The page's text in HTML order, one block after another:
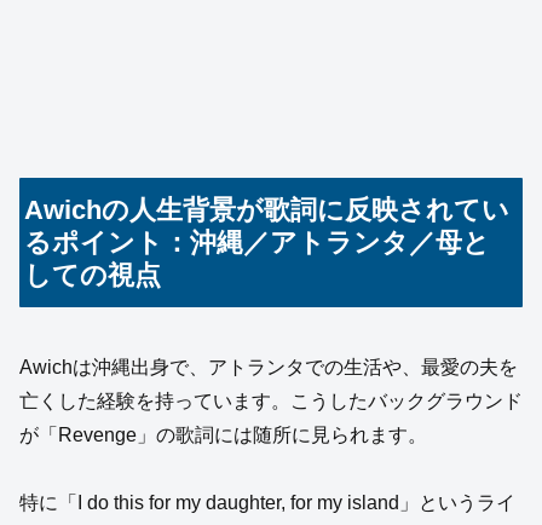
Awichの人生背景が歌詞に反映されてい
るポイント：沖縄／アトランタ／母と
しての視点
Awichは沖縄出身で、アトランタでの生活や、最愛の夫を
亡くした経験を持っています。こうしたバックグラウンド
が「Revenge」の歌詞には随所に見られます。
特に「I do this for my daughter, for my island」というライ